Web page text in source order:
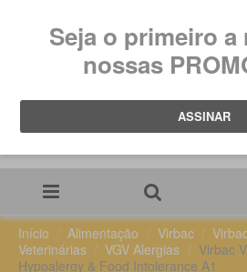
Início Alimentação Virbac
Veterinárias
VGV Alergias
Virbac
Hypoalergy & Food Intolerance A1